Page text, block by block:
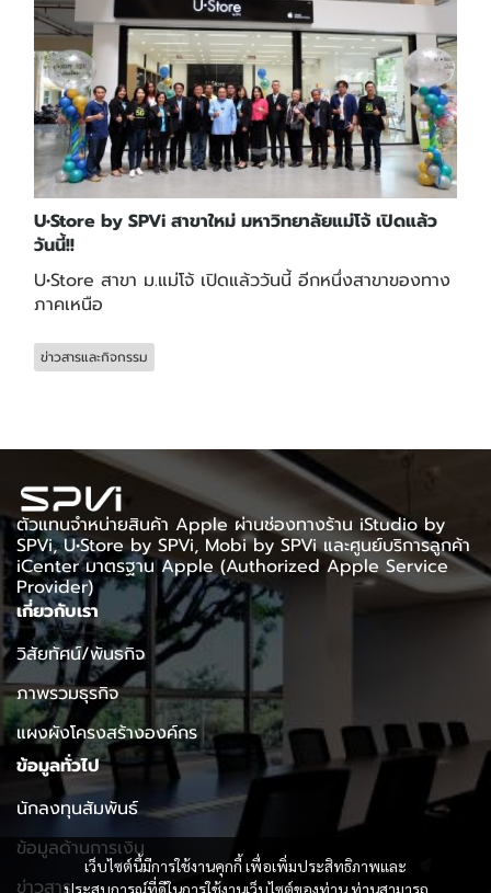
U•Store by SPVi สาขาใหม่ มหาวิทยาลัยแม่โจ้ เปิดแล้ว
วันนี้!!
U•Store สาขา ม.แม่โจ้ เปิดแล้ววันนี้ อีกหนึ่งสาขาของทาง
ภาคเหนือ
ข่าวสารและกิจกรรม
เว็บไซต์นี้มีการใช้งานคุกกี้ เพื่อเพิ่มประสิทธิภาพและ
ประสบการณ์ที่ดีในการใช้งานเว็บไซต์ของท่าน ท่านสามารถ
ตัวแทนจำหน่ายสินค้า Apple ผ่านช่องทางร้าน iStudio by
SPVi, U•Store by SPVi, Mobi by SPVi และศูนย์บริการลูกค้า
iCenter มาตรฐาน Apple (Authorized Apple Service
Provider)
เกี่ยวกับเรา
วิสัยทัศน์/พันธกิจ
ภาพรวมธุรกิจ
แผงผังโครงสร้างองค์กร
ข้อมูลทั่วไป
นักลงทุนสัมพันธ์
ข้อมูลด้านการเงิน
ข่าวสาร